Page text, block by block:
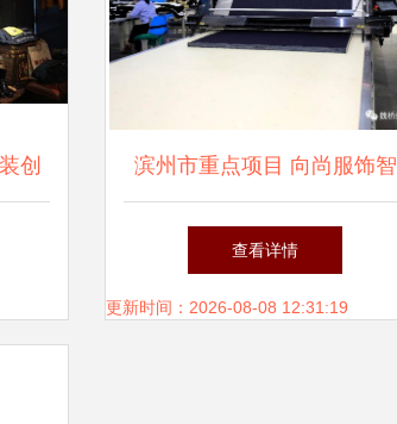
创
变
滨州市重点项目 向尚服饰智
能化流水线实现高效稳定生
产，服装成品质量显著提升
查看详情
更新时间：2026-08-08 12:31:19